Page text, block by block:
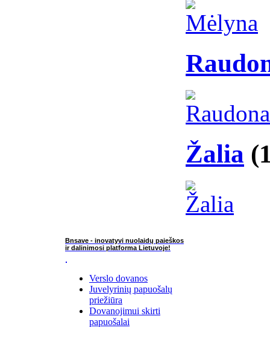
Žalia
Bnsave - inovatyvi nuolaidų paieškos
ir dalinimosi platforma Lietuvoje!
Verslo dovanos
Juvelyrinių papuošalų
priežiūra
Dovanojimui skirti
papuošalai